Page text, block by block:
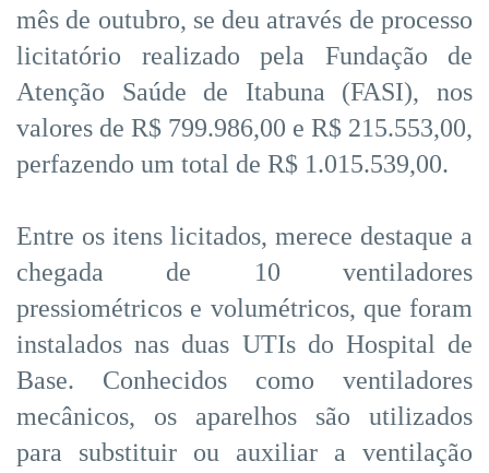
mês de outubro, se deu através de processo
licitatório realizado pela Fundação de
Atenção Saúde de Itabuna (FASI), nos
valores de R$ 799.986,00 e R$ 215.553,00,
perfazendo um total de R$ 1.015.539,00.
Entre os itens licitados, merece destaque a
chegada de 10 ventiladores
pressiométricos e volumétricos, que foram
instalados nas duas UTIs do Hospital de
Base. Conhecidos como ventiladores
mecânicos, os aparelhos são utilizados
para substituir ou auxiliar a ventilação